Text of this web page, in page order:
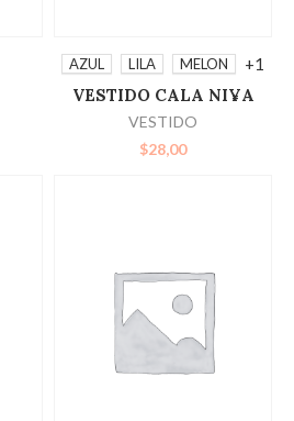
SELECCIONAR
OPCIONES
AZUL LILA MELON +1
VESTIDO CALA NI¥A
VESTIDO
$28,00